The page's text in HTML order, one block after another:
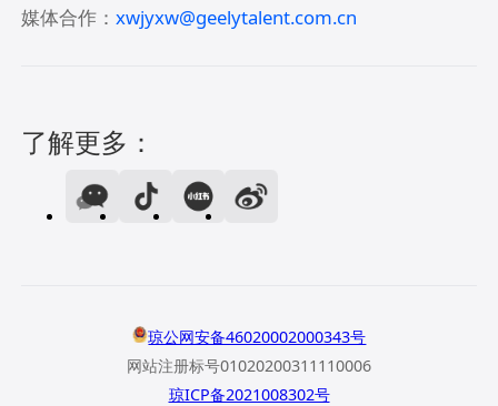
媒体合作：xwjyxw@geelytalent.com.cn
了解更多：
琼公网安备46020002000343号
网站注册标号01020200311110006
琼ICP备2021008302号